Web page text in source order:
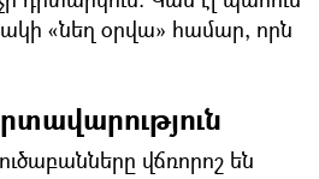
«նեղ օրվա» համար, որն
վճռորոշ են